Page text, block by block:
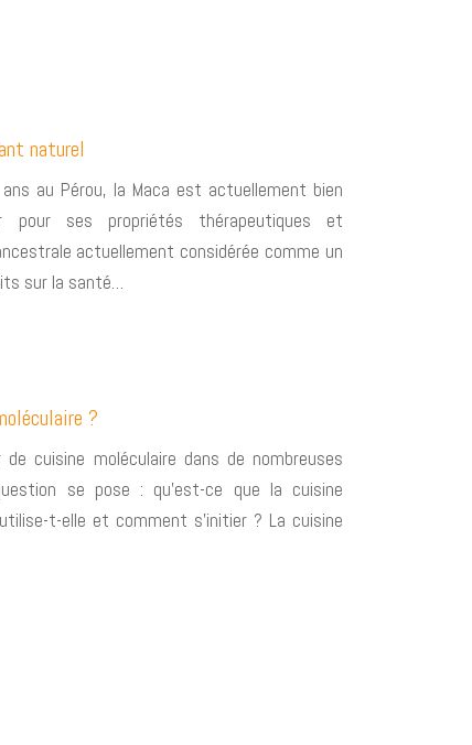
naturel
au Pérou, la Maca est actuellement bien
pour ses propriétés thérapeutiques et
actuellement considérée comme un
sur la santé…
?
cuisine moléculaire dans de nombreuses
se pose : qu’est-ce que la cuisine
t-elle et comment s’initier ? La cuisine